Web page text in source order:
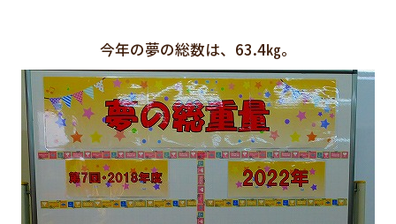
今年の夢の総数は、63.4㎏。